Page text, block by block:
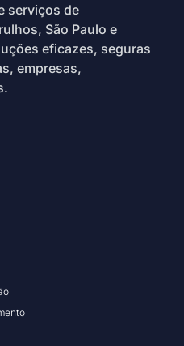
serviços de
São Paulo e
eficazes, seguras
empresas,